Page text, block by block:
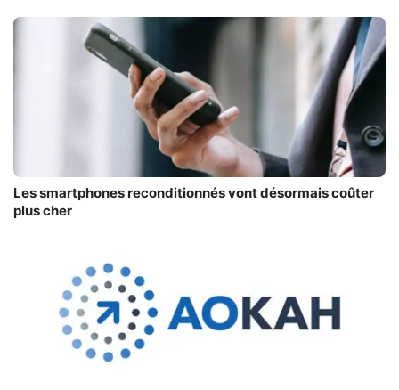
Les smartphones reconditionnés vont désormais coûter
plus cher